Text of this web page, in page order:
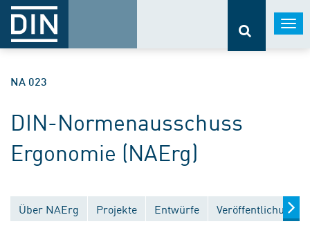
NA 023
DIN-Normenausschuss
Ergonomie (NAErg)
Über NAErg Projekte Entwürfe Veröffentlichungen